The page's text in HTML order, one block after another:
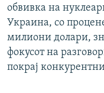
обвивка на
Украина, со
милиони долари,
фокусот на
покрај